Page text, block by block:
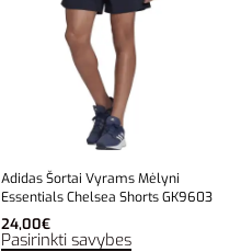
Adidas Šortai Vyrams Mėlyni
Essentials Chelsea Shorts GK9603
24,00€
Pasirinkti savybes